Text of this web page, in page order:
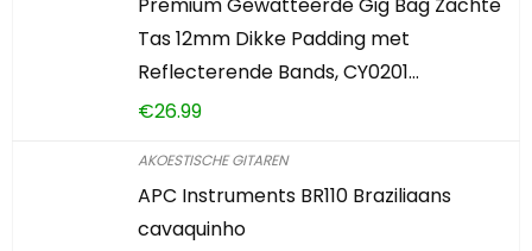
Tas 12mm Dikke Padding met
Reflecterende Bands, CY0201…
€26.99
AKOESTISCHE GITAREN
APC Instruments BR110 Braziliaans
cavaquinho